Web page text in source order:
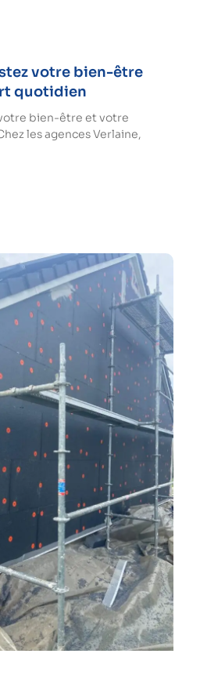
votre bien-être
quotidien
bien-être et votre
les agences Verlaine,